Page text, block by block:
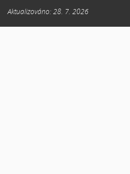
Aktualizováno: 28. 7. 2026